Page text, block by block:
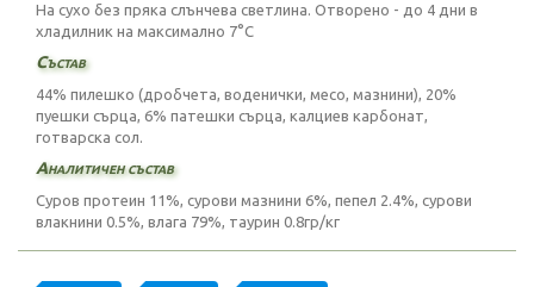
На сухо без пряка слънчева светлина. Отворено - до 4 дни в
хладилник на максимално 7°C
Състав
44% пилешко (дробчета, воденички, месо, мазнини), 20%
пуешки сърца, 6% патешки сърца, калциев карбонат,
готварска сол.
Аналитичен състав
Суров протеин 11%, сурови мазнини 6%, пепел 2.4%, сурови
влакнини 0.5%, влага 79%, таурин 0.8гр/кг